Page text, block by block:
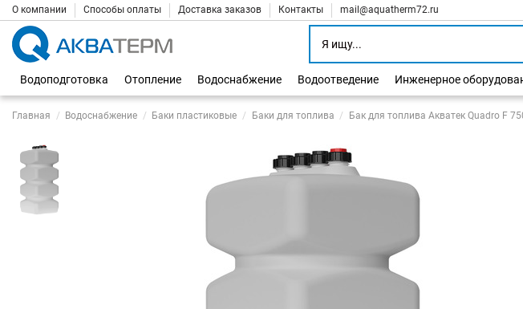
О компании Способы оплаты Доставка заказов Контакты mail@aquatherm72.ru
Водоподготовка
Отопление Водоснабжение Водоотведение Инженерное
Главная Водоснабжение Баки пластиковые Баки для топлива Бак для топлива Акватек Quadro F